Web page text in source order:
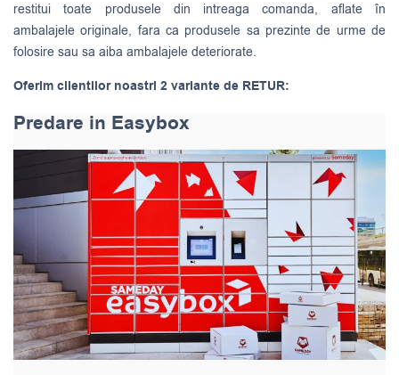
restitui toate produsele din intreaga comanda, aflate în
ambalajele originale, fara ca produsele sa prezinte de urme de
folosire sau sa aiba ambalajele deteriorate.
Oferim clientilor noastri 2 variante de RETUR:
Predare in Easybox